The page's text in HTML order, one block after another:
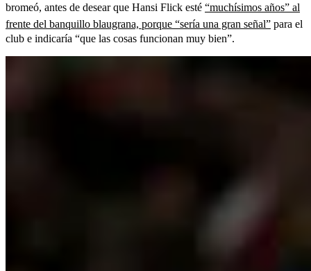
bromeó, antes de desear que Hansi Flick esté “muchísimos años” al
frente del banquillo blaugrana, porque “sería una gran señal” para el
club e indicaría “que las cosas funcionan muy bien”.